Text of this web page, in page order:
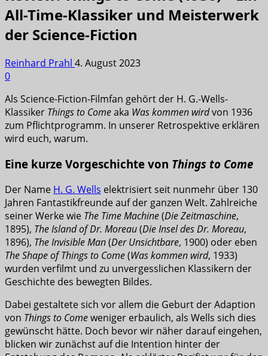
All-Time-Klassiker und Meisterwerk
der Science-Fiction
Reinhard Prahl 4. August 2023
0
Als Science-Fiction-Filmfan gehört der H. G.-Wells-
Klassiker Things to Comeaka Was kommen wirdvon 1936
zum Pflichtprogramm. In unserer Retrospektive erklären
wird euch, warum.
Eine kurze Vorgeschichte von Things to Come
Der Name H. G. Wells elektrisiert seit nunmehr über 130
Jahren Fantastikfreunde auf der ganzen Welt. Zahlreiche
seiner Werke wie The Time Machine(Die Zeitmaschine,
1895), The Island of Dr. Moreau(Die Insel des Dr. Moreau,
1896), The Invisible Man(Der Unsichtbare, 1900) oder eben
The Shape of Things to Come(Was kommen wird, 1933)
wurden verfilmt und zu unvergesslichen Klassikern der
Geschichte des bewegten Bildes.
Dabei gestaltete sich vor allem die Geburt der Adaption
von Things to Comeweniger erbaulich, als Wells sich dies
gewünscht hätte. Doch bevor wir näher darauf eingehen,
blicken wir zunächst auf die Intention hinter der